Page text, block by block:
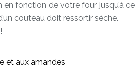
fonction de votre four jusqu’à ce
couteau doit ressortir sèche.